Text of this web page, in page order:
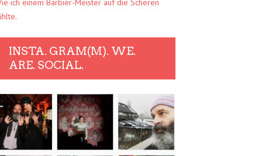
ich einem Barbier-Meister auf die Scheren
INSTA. GRAM(M). WE.
ARE. SOCIAL.